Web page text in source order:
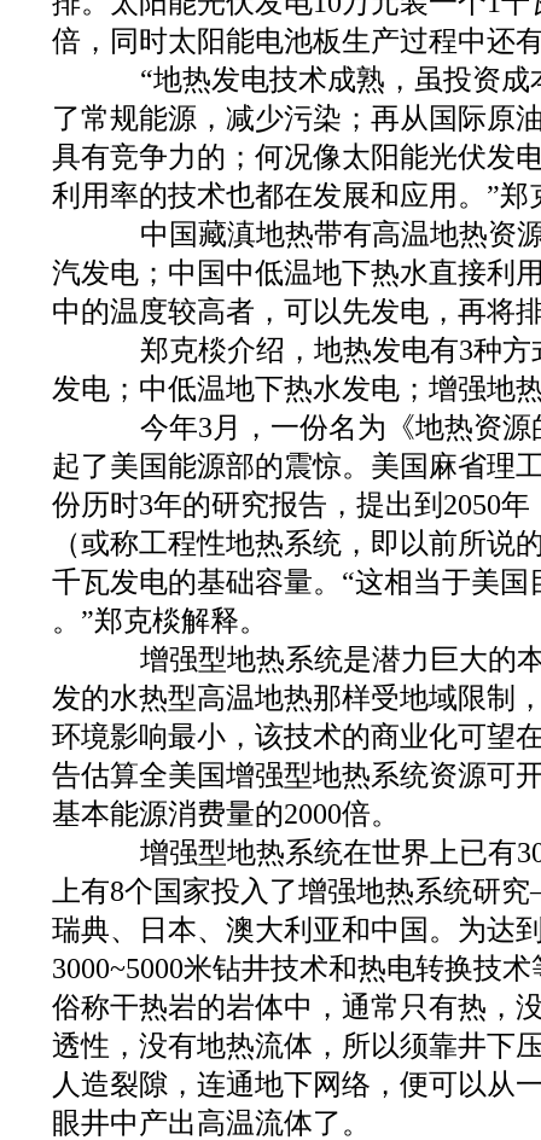
倍，同时太阳能电池板生产过程中还
“地热发电技术成熟，虽投资成
了常规能源，减少污染；再从国际原
具有竞争力的；何况像太阳能光伏发
利用率的技术也都在发展和应用。”郑
中国藏滇地热带有高温地热资
汽发电；中国中低温地下热水直接利
中的温度较高者，可以先发电，再将
郑克棪介绍，地热发电有3种方
发电；中低温地下热水发电；增强地
今年3月，一份名为《地热资源
起了美国能源部的震惊。美国麻省理
份历时3年的研究报告，提出到2050
（或称工程性地热系统，即以前所说
千瓦发电的基础容量。“这相当于美国
。”郑克棪解释。
增强型地热系统是潜力巨大的
发的水热型高温地热那样受地域限制
环境影响最小，该技术的商业化可望
告估算全美国增强型地热系统资源可
基本能源消费量的2000倍。
增强型地热系统在世界上已有
上有8个国家投入了增强地热系统研
瑞典、日本、澳大利亚和中国。为达
3000~5000米钻井技术和热电转换技
俗称干热岩的岩体中，通常只有热，
透性，没有地热流体，所以须靠井下
人造裂隙，连通地下网络，便可以从
眼井中产出高温流体了。